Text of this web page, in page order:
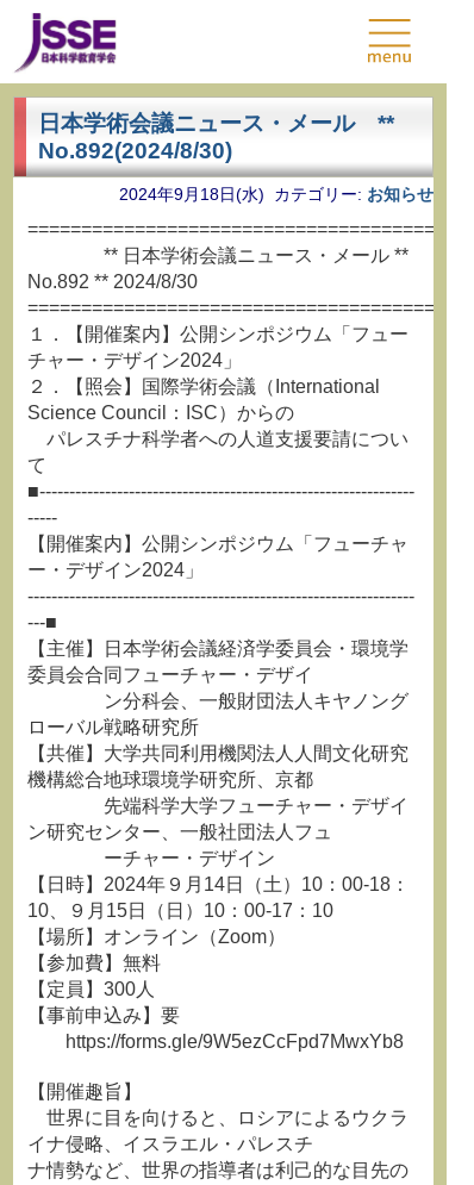
日本学術会議ニュース・メール **
No.892(2024/8/30)
2024年9月18日(水) カテゴリー: お知らせ
** 日本学術会議ニュース・メール **
No.892 ** 2024/8/30
１．【開催案内】公開シンポジウム「フュー
チャー・デザイン2024」
２．【照会】国際学術会議（International
Science Council：ISC）からの
パレスチナ科学者への人道支援要請につい
て
■---------------------------------------------------------------
-----
【開催案内】公開シンポジウム「フューチャ
ー・デザイン2024」
-----------------------------------------------------------------
---■
【主催】日本学術会議経済学委員会・環境学
委員会合同フューチャー・デザイ
ン分科会、一般財団法人キヤノング
ローバル戦略研究所
【共催】大学共同利用機関法人人間文化研究
機構総合地球環境学研究所、京都
先端科学大学フューチャー・デザイ
ン研究センター、一般社団法人フュ
ーチャー・デザイン
【日時】2024年９月14日（土）10：00-18：
10、９月15日（日）10：00-17：10
【場所】オンライン（Zoom）
【参加費】無料
【定員】300人
【事前申込み】要
https://forms.gle/9W5ezCcFpd7MwxYb8
【開催趣旨】
世界に目を向けると、ロシアによるウクラ
イナ侵略、イスラエル・パレスチ
ナ情勢など、世界の指導者は利己的な目先の